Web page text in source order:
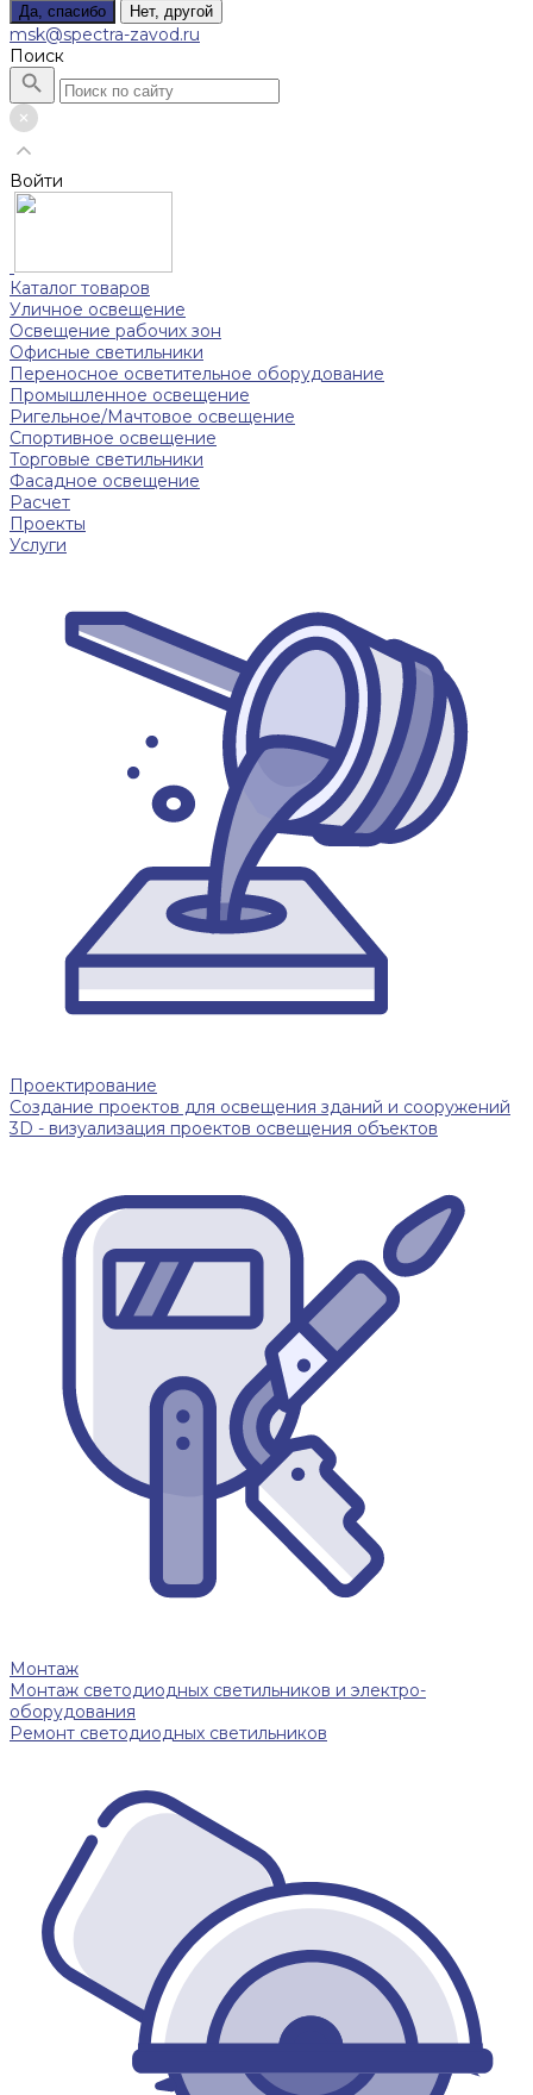
Да, спасибо Нет, другой
msk@spectra-zavod.ru
Поиск
Войти
Каталог товаров
Уличное освещение
Освещение рабочих зон
Офисные светильники
Переносное осветительное оборудование
Промышленное освещение
Ригельное/Мачтовое освещение
Спортивное освещение
Торговые светильники
Фасадное освещение
Расчет
Проекты
Услуги
Проектирование
Создание проектов для освещения зданий и сооружений
3D - визуализация проектов освещения объектов
Монтаж
Монтаж светодиодных светильников и электро-
оборудования
Ремонт светодиодных светильников